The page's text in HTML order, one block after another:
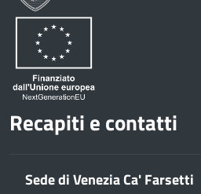
Recapiti e contatti
Sede di Venezia Ca' Farsetti